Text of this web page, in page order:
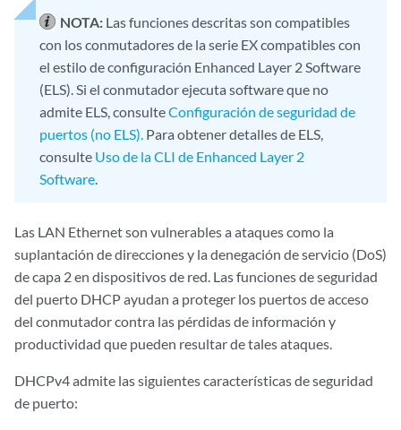
NOTA: Las funciones descritas son compatibles
con los conmutadores de la serie EX compatibles con
el estilo de configuración Enhanced Layer 2 Software
(ELS). Si el conmutador ejecuta software que no
admite ELS, consulteConfiguración de seguridad de
puertos (no ELS). Para obtener detalles de ELS,
consulte Uso de la CLI de Enhanced Layer 2
Software.
Las LAN Ethernet son vulnerables a ataques como la
suplantación de direcciones y la denegación de servicio (DoS)
de capa 2 en dispositivos de red. Las funciones de seguridad
del puerto DHCP ayudan a proteger los puertos de acceso
del conmutador contra las pérdidas de información y
productividad que pueden resultar de tales ataques.
DHCPv4 admite las siguientes características de seguridad
de puerto: